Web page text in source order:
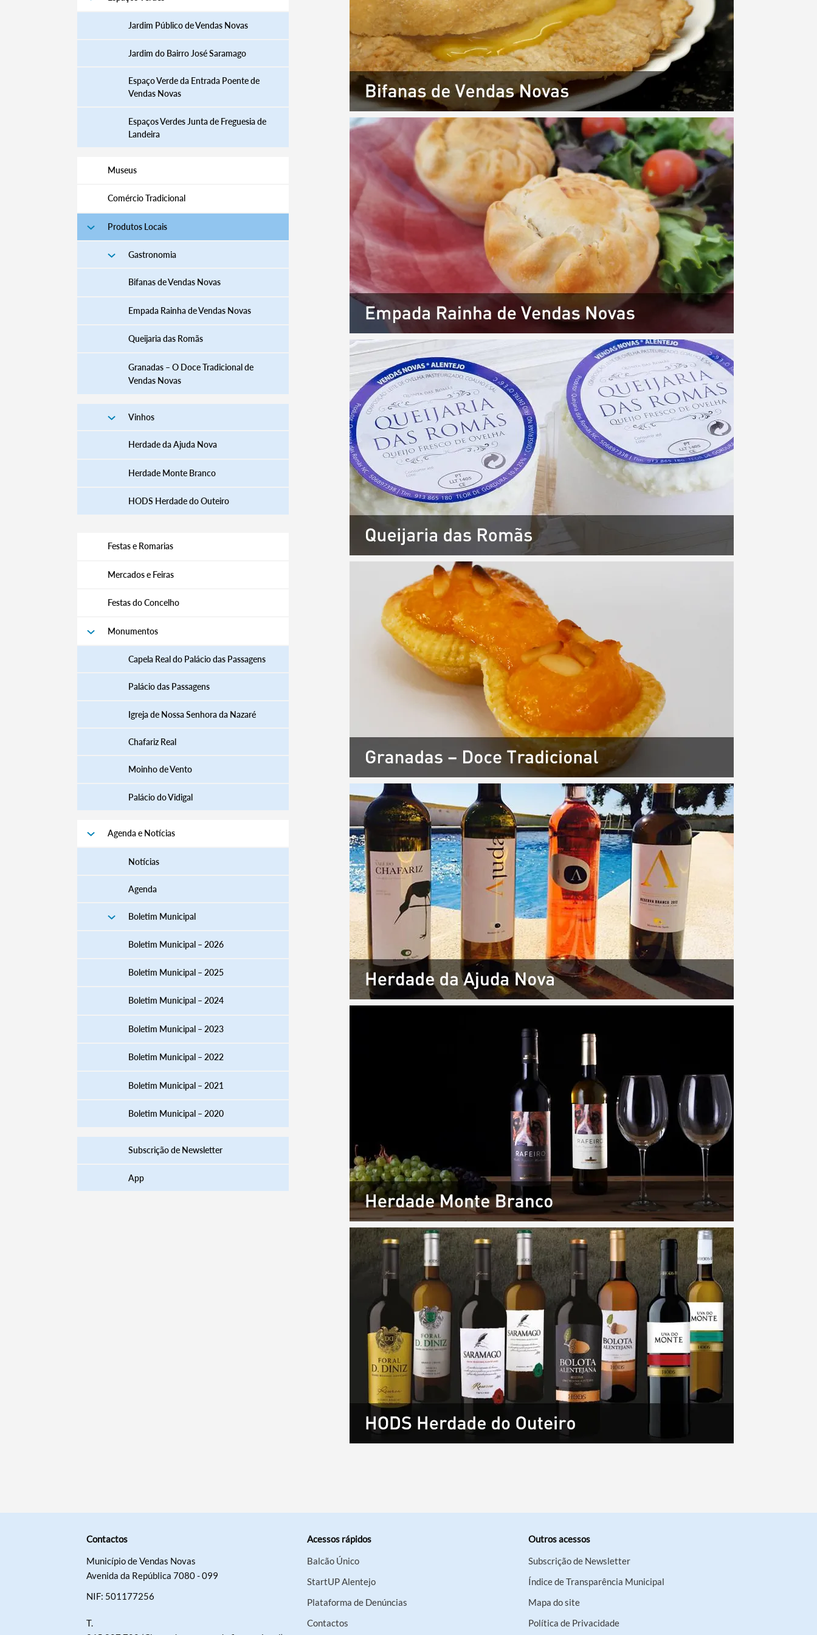
Termo de Pesquisa
Categorias gerais
Filtros
Jardim Público de Vendas Novas
Jardim do Bairro José Saramago
Espaço Verde da Entrada Poente de
Vendas Novas
Espaços Verdes Junta de Freguesia de
Landeira
Museus
Comércio Tradicional
Produtos Locais
Gastronomia
Bifanas de Vendas Novas
Empada Rainha de Vendas Novas
Queijaria das Romãs
Granadas – O Doce Tradicional de
Vendas Novas
Vinhos
Herdade da Ajuda Nova
Herdade Monte Branco
HODS Herdade do Outeiro
Festas e Romarias
Mercados e Feiras
Festas do Concelho
Monumentos
Capela Real do Palácio das Passagens
Palácio das Passagens
Igreja de Nossa Senhora da Nazaré
Chafariz Real
Moinho de Vento
Palácio do Vidigal
Agenda e Notícias
Notícias
Agenda
Boletim Municipal
Boletim Municipal – 2026
Boletim Municipal – 2025
Boletim Municipal – 2024
Boletim Municipal – 2023
Boletim Municipal – 2022
Boletim Municipal – 2021
Boletim Municipal – 2020
Subscrição de Newsletter
App
Contactos
Município de Vendas Novas
Avenida da República 7080 - 099
NIF: 501177256
T.
Acessos rápidos
Balcão Único
StartUP Alentejo
Plataforma de Denúncias
Contactos
Outros acessos
Subscrição de Newsletter
Índice de Transparência Municipal
Mapa do site
Política de Privacidade